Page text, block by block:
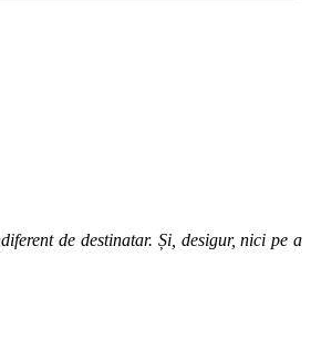
de destinatar. Și, desigur, nici pe a